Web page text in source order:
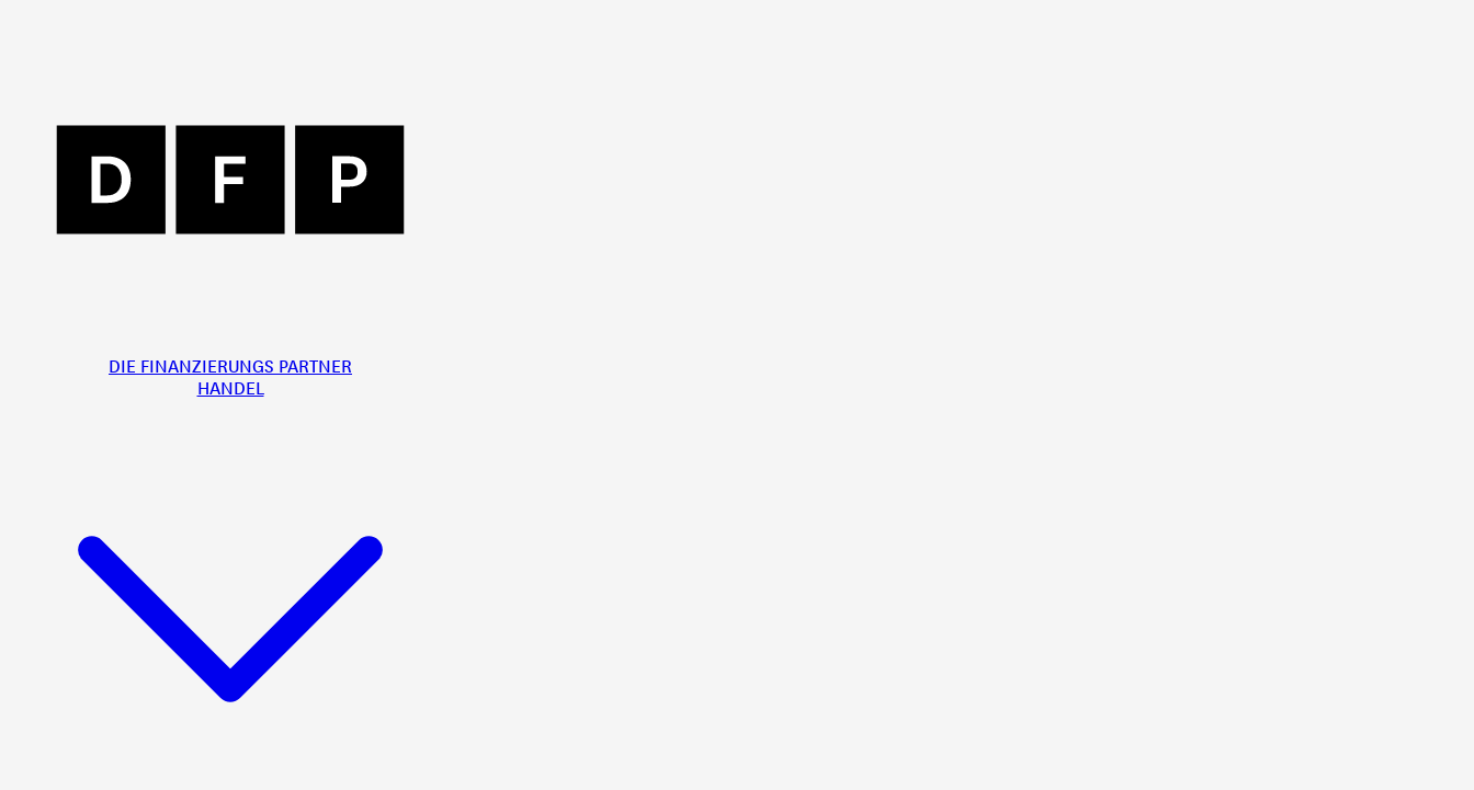
DIE FINANZIERUNGS PARTNER
HANDEL